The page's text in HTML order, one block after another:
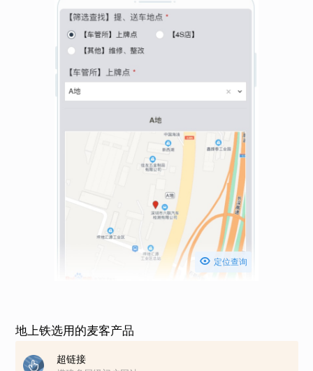
 定位查询
地上铁选用的麦客产品
超链接